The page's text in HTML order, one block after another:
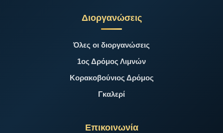
Διοργανώσεις
Όλες οι διοργανώσεις
1ος Δρόμος Λιμνών
Κορακοβούνιος Δρόμος
Γκαλερί
Επικοινωνία